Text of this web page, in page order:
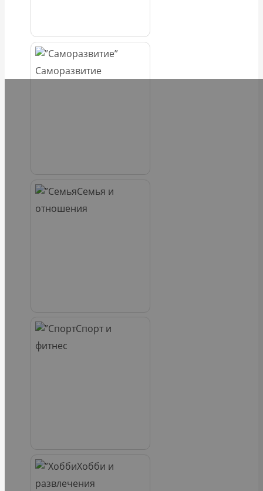
Саморазвитие
Семья и
отношения
Спорт и
фитнес
Хобби и
развлечения